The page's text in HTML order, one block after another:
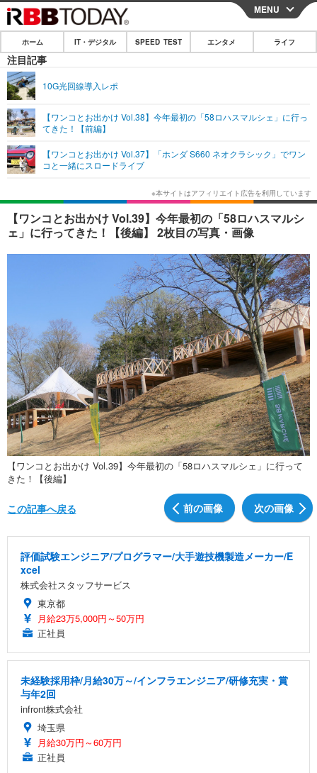
CLOSE
ホーム
IT・デジタル
ネタ
ショッピング その他
SPEED TEST
エンタメ
エンタメTOP
韓国・芸能
音楽 スポーツ
その他
ライフ
ライフTOP グルメ
ペット ショッピング
その他
リリース一覧
プッシュ通知の停止方法
MENU
ホーム IT・デジタル SPEED TEST エンタメ ライフ
注目記事
10G光回線導入レポ
【ワンコとお出かけ Vol.38】今年最初の「58ロハスマルシェ」に行っ
てきた！【前編】
【ワンコとお出かけ Vol.37】「ホンダ S660 ネオクラシック」でワン
コと一緒にスロードライブ
【ワンコとお出かけ Vol.39】今年最初の「58ロハスマルシ
ェ」に行ってきた！【後編】 2枚目の写真・画像
【ワンコとお出かけ Vol.39】今年最初の「58ロハスマルシェ」に行って
きた！【後編】
前の画像 次の画像
この記事へ戻る
評価試験エンジニア/プログラマー/大手遊技機製造メーカー/E
xcel
株式会社スタッフサービス
東京都
月給23万5,000円～50万円
正社員
未経験採用枠/月給30万～/インフラエンジニア/研修充実・賞
与年2回
infront株式会社
埼玉県
月給30万円～60万円
正社員